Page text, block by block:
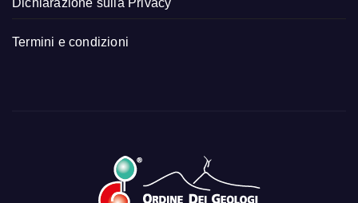
Dichiarazione sulla Privacy
Termini e condizioni